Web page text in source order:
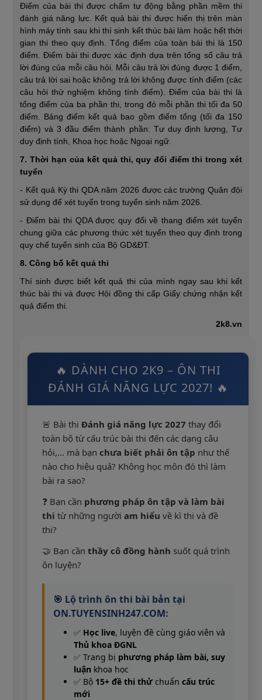
Điểm của bài thi được chấm tự động bằng phần mềm thi
đánh giá năng lực. Kết quả bài thi được hiển thị trên màn
hình máy tính sau khi thí sinh kết thúc bài làm hoặc hết thời
gian thi theo quy định. Tổng điểm của toàn bài thi là 150
điểm. Điểm bài thi được xác định dựa trên tổng số câu trả
lời đúng của mỗi câu hỏi. Mỗi câu trả lời đúng được 1 điểm,
câu trả lời sai hoặc không trả lời không được tính điểm (các
câu hỏi thử nghiệm không tính điểm). Điểm của bài thi là
tổng điểm của ba phần thi, trong đó mỗi phần thi tối đa 50
điểm. Bảng điểm kết quả bao gồm điểm tổng (tối đa 150
điểm) và 3 đầu điểm thành phần: Tư duy định lượng, Tư
duy định tính, Khoa học hoặc Ngoại ngữ.
7. Thời hạn của kết quả thi, quy đổi điểm thi trong xét
tuyển
- Kết quả Kỳ thi QDA năm 2026 được các trường Quân đội
sử dụng để xét tuyển trong tuyển sinh năm 2026.
- Điểm bài thi QDA được quy đổi về thang điểm xét tuyển
chung giữa các phương thức xét tuyển theo quy định trong
quy chế tuyển sinh của Bộ GD&ĐT.
8. Công bố kết quả thi
Thí sinh được biết kết quả thi của mình ngay sau khi kết
thúc bài thi và được Hội đồng thi cấp Giấy chứng nhận kết
quả điểm thi.
2k8.vn
🔥 DÀNH CHO 2K9 – ÔN THI
ĐÁNH GIÁ NĂNG LỰC 2027! 🔥
🚨 Bài thi Đánh giá năng lực 2027 thay đổi
toàn bộ từ cấu trúc bài thi đến các dạng câu
hỏi,... mà bạn chưa biết phải ôn tập như thế
nào cho hiệu quả? Không học môn đó thì làm
bài ra sao?
❓ Bạn cần phương pháp ôn tập và làm bài
thi từ những người am hiểu về kì thi và đề
thi?
🤝 Bạn cần thầy cô đồng hành suốt quá trình
ôn luyện?
🎯 Lộ trình ôn thi bài bản tại
ON.TUYENSINH247.COM:
✅ Học live, luyện đề cùng giáo viên và
Thủ khoa ĐGNL
✅ Trang bị phương pháp làm bài, suy
luận khoa học
✅ Bộ 15+ đề thi thử chuẩn cấu trúc
mới